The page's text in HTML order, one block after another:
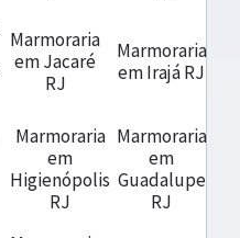
Marmoraria
em Jacaré
RJ
Marmoraria
em Irajá RJ
Marmoraria
em
Higienópolis
RJ
Marmoraria
em
Guadalupe
RJ